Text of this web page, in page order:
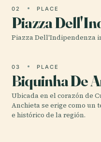
02 PLACE
Piazza
Piazza Dell'Indipendenza
03 PLACE
Biquinha De
Ubicada en el corazón de
Anchieta se erige como
e histórico de la región.